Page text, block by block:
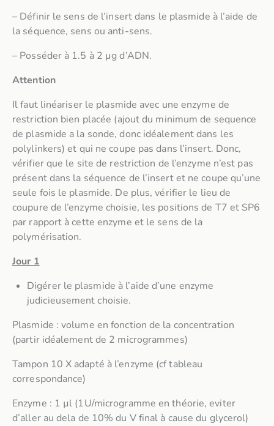
– Définir le sens de l’insert dans le plasmide à l’aide de
la séquence, sens ou anti-sens.
– Posséder à 1.5 à 2 µg d’ADN.
Attention
Il faut linéariser le plasmide avec une enzyme de
restriction bien placée (ajout du minimum de sequence
de plasmide a la sonde, donc idéalement dans les
polylinkers) et qui ne coupe pas dans l’insert. Donc,
vérifier que le site de restriction de l’enzyme n’est pas
présent dans la séquence de l’insert et ne coupe qu’une
seule fois le plasmide. De plus, vérifier le lieu de
coupure de l’enzyme choisie, les positions de T7 et SP6
par rapport à cette enzyme et le sens de la
polymérisation.
Jour 1
Digérer le plasmide à l’aide d’une enzyme
judicieusement choisie.
Plasmide : volume en fonction de la concentration
(partir idéalement de 2 microgrammes)
Tampon 10 X adapté à l’enzyme (cf tableau
correspondance)
Enzyme : 1 µl (1U/microgramme en théorie, eviter
d’aller au dela de 10% du V final à cause du glycerol)